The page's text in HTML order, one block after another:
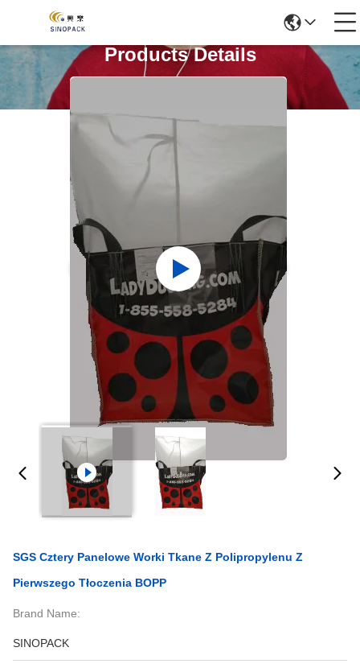
Products Details
SGS Cztery Panelowe Worki Tkane Z Polipropylenu Z
Pierwszego Tłoczenia BOPP
Brand Name:
SINOPACK